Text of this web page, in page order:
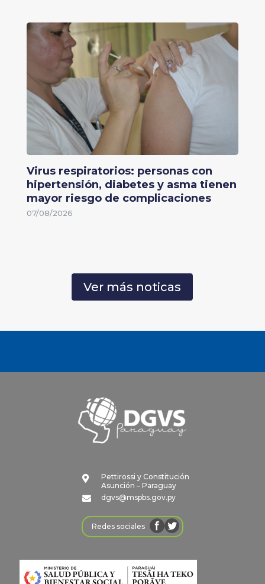
Virus respiratorios: personas con
hipertensión, diabetes y asma tienen
mayor riesgo de complicaciones
07/08/2026
Ver más noticas

Pettirossi y Constitución
Asunción – Paraguay

dgvs@mspbs.gov.py
Redes sociales